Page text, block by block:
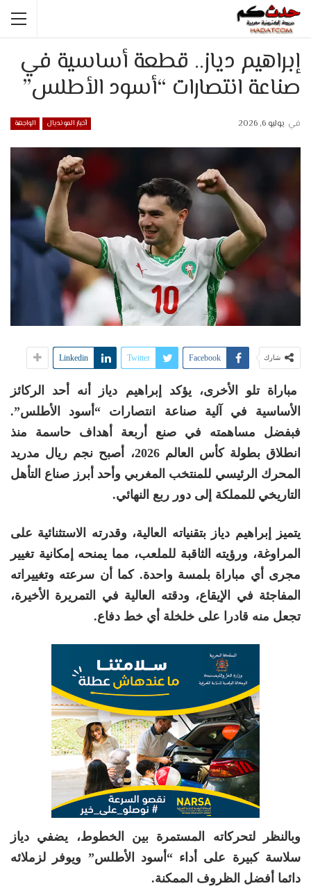
إبراهيم دياز.. قطعة أساسية في
صناعة انتصارات “أسود الأطلس”
أخبار المونديال الواجهة في يوليو 6, 2026
شارك Facebook
Twitter
Linkedin
مباراة تلو الأخرى، يؤكد إبراهيم دياز أنه أحد الركائز
الأساسية في آلية صناعة انتصارات “أسود الأطلس”.
فبفضل مساهمته في صنع أربعة أهداف حاسمة منذ
انطلاق بطولة كأس العالم 2026، أصبح نجم ريال مدريد
المحرك الرئيسي للمنتخب المغربي وأحد أبرز صناع التأهل
التاريخي للمملكة إلى دور ربع النهائي.
يتميز إبراهيم دياز بتقنياته العالية، وقدرته الاستثنائية على
المراوغة، ورؤيته الثاقبة للملعب، مما يمنحه إمكانية تغيير
مجرى أي مباراة بلمسة واحدة. كما أن سرعته وتغييراته
المفاجئة في الإيقاع، ودقته العالية في التمريرة الأخيرة،
تجعل منه قادرا على خلخلة أي خط دفاع.
وبالنظر لتحركاته المستمرة بين الخطوط، يضفي دياز
سلاسة كبيرة على أداء “أسود الأطلس” ويوفر لزملائه
دائما أفضل الظروف الممكنة.